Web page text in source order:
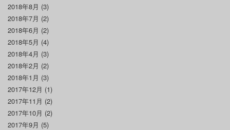
2018年8月 (3)
2018年7月 (2)
2018年6月 (2)
2018年5月 (4)
2018年4月 (3)
2018年2月 (2)
2018年1月 (3)
2017年12月 (1)
2017年11月 (2)
2017年10月 (2)
2017年9月 (5)